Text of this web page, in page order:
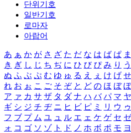
단위기호
일반기호
로마자
아랍어
あ ぁ か が さ ざ た だ な は ば ぱ ま
き ぎ し じ ち ぢ に ひ び ぴ み り う
ぬ ふ ぶ ぷ む ゆ ゅ る え ぇ け げ せ
れ お ぉ こ ご そ ぞ と ど の ほ ぼ ぽ
ア ァ カ サ ザ タ ダ ナ ハ バ パ マ ヤ
ギ シ ジ チ ヂ ニ ヒ ビ ピ ミ リ ウ ゥ
フ ブ プ ム ユ ュ ル エ ェ ケ ゲ セ ゼ
ォ コ ゴ ソ ゾ ト ド ノ ホ ボ ポ モ ヨ